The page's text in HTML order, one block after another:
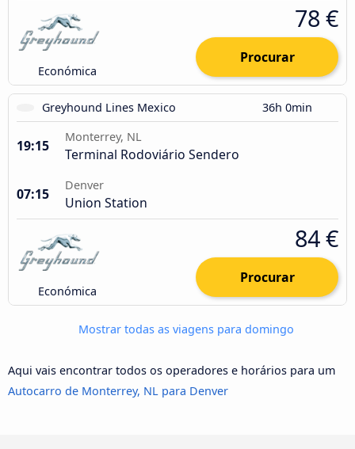
Económica
78 €
Procurar
Greyhound Lines Mexico 36h 0min
19:15
Monterrey, NL
Terminal Rodoviário Sendero
07:15
Denver
Union Station
Económica
84 €
Procurar
Mostrar todas as viagens para domingo
Aqui vais encontrar todos os operadores e horários para um
Autocarro de Monterrey, NL para Denver